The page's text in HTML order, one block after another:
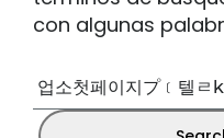
con algunas
Buscar